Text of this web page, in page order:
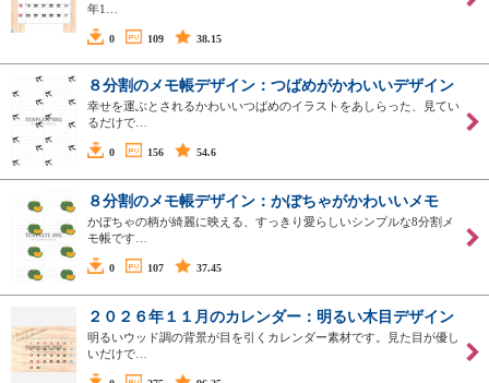
年1…
0 109 38.15
８分割のメモ帳デザイン：つばめがかわいいデザイン
幸せを運ぶとされるかわいいつばめのイラストをあしらった、見てい
るだけで…
0 156 54.6
８分割のメモ帳デザイン：かぼちゃがかわいいメモ
かぼちゃの柄が綺麗に映える、すっきり愛らしいシンプルな8分割メ
モ帳です…
0 107 37.45
２０２６年１１月のカレンダー：明るい木目デザイン
明るいウッド調の背景が目を引くカレンダー素材です。見た目が優し
いだけで…